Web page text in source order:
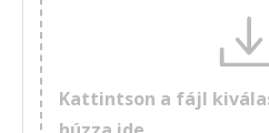
Kattintson a fájl